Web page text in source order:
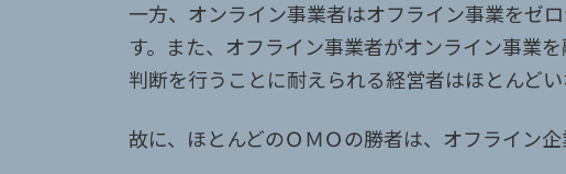
一方、オンライン事業者はオフライン事業をゼ
す。また、オフライン事業者がオンライン事業
判断を行うことに耐えられる経営者はほとんど
故に、ほとんどのＯＭＯの勝者は、オフライン